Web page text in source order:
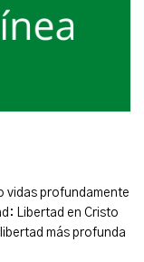
vidas profundamente
Libertad en Cristo
más profunda